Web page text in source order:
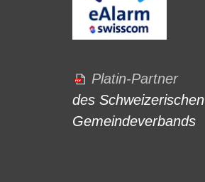
Platin-Partner
des Schweizerischen
Gemeindeverbands